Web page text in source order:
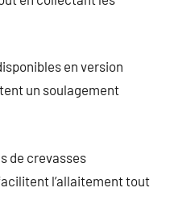
en version
un soulagement
de crevasses
l’allaitement tout